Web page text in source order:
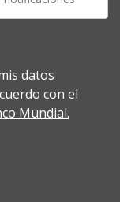
datos
con el
Mundial.